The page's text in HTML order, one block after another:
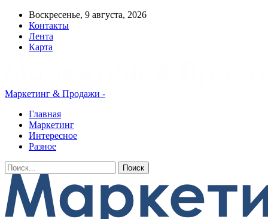
Воскресенье, 9 августа, 2026
Контакты
Лента
Карта
Маркетинг & Продажи -
Главная
Маркетинг
Интересное
Разное